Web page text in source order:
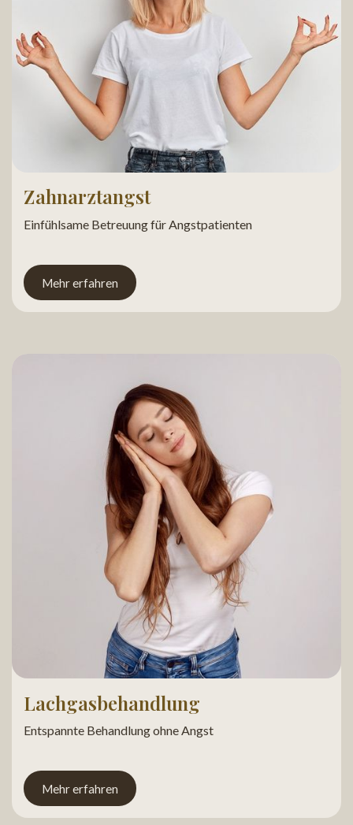
Zahnarztangst
Einfühlsame Betreuung für Angstpatienten
Mehr erfahren
Lachgasbehandlung
Entspannte Behandlung ohne Angst
Mehr erfahren